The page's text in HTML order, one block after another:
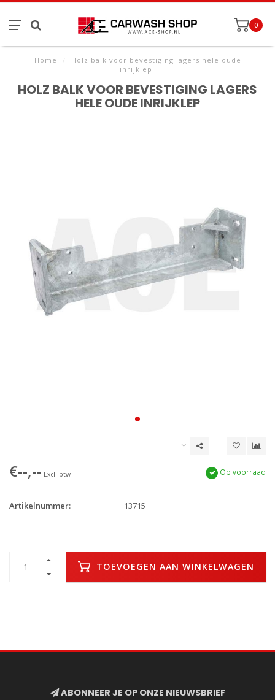
0
Home /
Holz balk voor bevestiging lagers hele oude
inrijklep
HOLZ BALK VOOR BEVESTIGING LAGERS
HELE OUDE INRIJKLEP
€--,-- Excl. btw Op voorraad
Artikelnummer: 13715
TOEVOEGEN AAN WINKELWAGEN
ABONNEER JE OP ONZE NIEUWSBRIEF